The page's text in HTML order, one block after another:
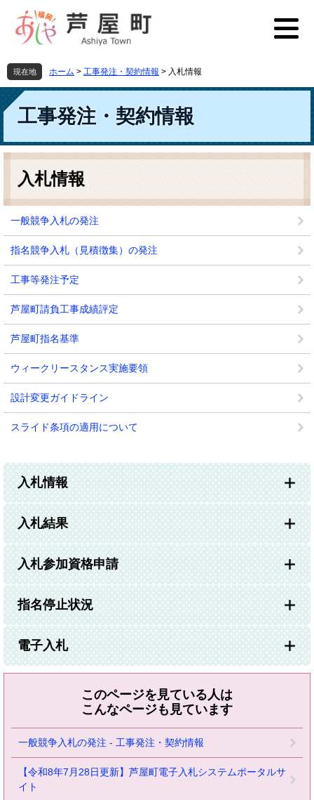
先
頭
す
を
飛
し
本
文
現在地 ホーム > 工事発注・契約情報 > 入札情報
工事発注・契約情報
本
入札情報
一般競争入札の発注
指名競争入札（見積徴集）の発注
工事等発注予定
芦屋町請負工事成績評定
芦屋町指名基準
ウィークリースタンス実施要領
設計変更ガイドライン
スライド条項の適用について
入札情報
入札結果
入札参加資格申請
指名停止状況
電子入札
このページを見ている人は
こんなページも見ています
一般競争入札の発注 - 工事発注・契約情報
【令和8年7月28日更新】芦屋町電子入札システムポータルサ
イト